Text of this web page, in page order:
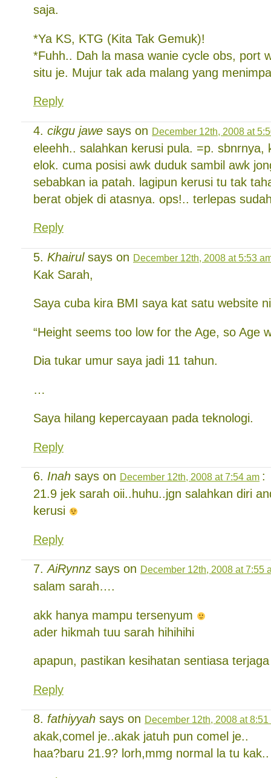
saja.
*Ya KS, KTG (Kita Tak Gemuk)!
*Fuhh.. Dah la masa wanie cycle obs, port
situ je. Mujur tak ada malang yang
Reply
cikgu jawe says on December 12th, 2008 at
eleehh.. salahkan kerusi pula. =p. sbnrnya,
elok. cuma posisi awk duduk sambil awk
sebabkan ia patah. lagipun kerusi tu tak
berat objek di atasnya. ops!.. terlepas
Reply
Khairulsays on December 12th, 2008 at 5:53
Kak Sarah,
Saya cuba kira BMI saya kat satu website
“Height seems too low for the Age, so Age
Dia tukar umur saya jadi 11 tahun.
…
Saya hilang kepercayaan pada teknologi.
Reply
Inah says on December 12th, 2008 at 7:54 am :
21.9 jek sarah oii..huhu..jgn salahkan diri
kerusi
Reply
AiRynnz says on December 12th, 2008 at 7:55
salam sarah….
akk hanya mampu tersenyum
ader hikmah tuu sarah hihihihi
apapun, pastikan kesihatan sentiasa
Reply
fathiyyah says on December 12th, 2008 at 8:51
akak,comel je..akak jatuh pun comel je..
haa?baru 21.9? lorh,mmg normal la tu